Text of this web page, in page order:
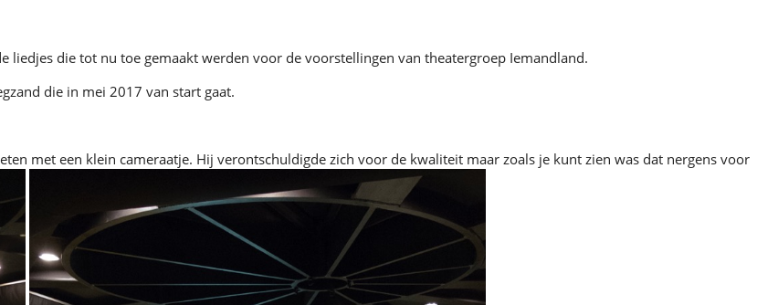
liedjes die tot nu toe gemaakt werden voor de voorstellingen van theatergroep Iemandland.
die in mei 2017 van start gaat.
met een klein cameraatje. Hij verontschuldigde zich voor de kwaliteit maar zoals je kunt zien was dat nergens voor